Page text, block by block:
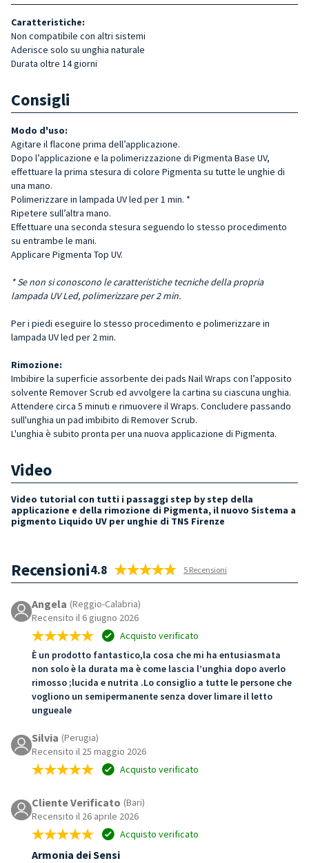
Caratteristiche:
Non compatibile con altri sistemi
Aderisce solo su unghia naturale
Durata oltre 14 giorni
Consigli
Modo d'uso:
Agitare il flacone prima dell’applicazione.
Dopo l’applicazione e la polimerizzazione di Pigmenta Base UV,
effettuare la prima stesura di colore Pigmenta su tutte le unghie di
una mano.
Polimerizzare in lampada UV led per 1 min. *
Ripetere sull’altra mano.
Effettuare una seconda stesura seguendo lo stesso procedimento
su entrambe le mani.
Applicare Pigmenta Top UV.
* Se non si conoscono le caratteristiche tecniche della propria
lampada UV Led, polimerizzare per 2 min.
Per i piedi eseguire lo stesso procedimento e polimerizzare in
lampada UV led per 2 min.
Rimozione:
Imbibire la superficie assorbente dei pads Nail Wraps con l’apposito
solvente Remover Scrub ed avvolgere la cartina su ciascuna unghia.
Attendere circa 5 minuti e rimuovere il Wraps. Concludere passando
sull'unghia un pad imbibito di Remover Scrub.
L'unghia è subito pronta per una nuova applicazione di Pigmenta.
Video
Video tutorial con tutti i passaggi step by step della
applicazione e della rimozione di Pigmenta, il nuovo Sistema a
pigmento Liquido UV per unghie di TNS Firenze
Recensioni4.8 5 Recensioni
Angela (Reggio-Calabria)
Recensito il 6 giugno 2026
Acquisto verificato
È un prodotto fantastico,la cosa che mi ha entusiasmata
non solo è la durata ma è come lascia l’unghia dopo averlo
rimosso ;lucida e nutrita .Lo consiglio a tutte le persone che
vogliono un semipermanente senza dover limare il letto
ungueale
Silvia (Perugia)
Recensito il 25 maggio 2026
Acquisto verificato
Cliente Verificato (Bari)
Recensito il 26 aprile 2026
Acquisto verificato
Armonia dei Sensi